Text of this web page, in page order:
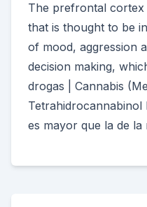
The prefrontal cortex
that is thought to be
of mood, aggression
decision making,
drogas | Cannabis
es mayor que la de la